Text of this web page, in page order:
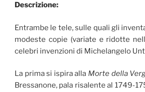
Descrizione:
Entrambe le tele, sulle quali gli
modeste copie (variate e ridotte
celebri invenzioni di Michelangelo
La prima si ispira alla Morte della
Bressanone, pala risalente al 1749-